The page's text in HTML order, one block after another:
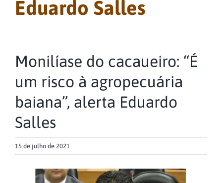
Eduardo Salles
Monilíase do cacaueiro: “É
um risco à agropecuária
baiana”, alerta Eduardo
Salles
15 de julho de 2021